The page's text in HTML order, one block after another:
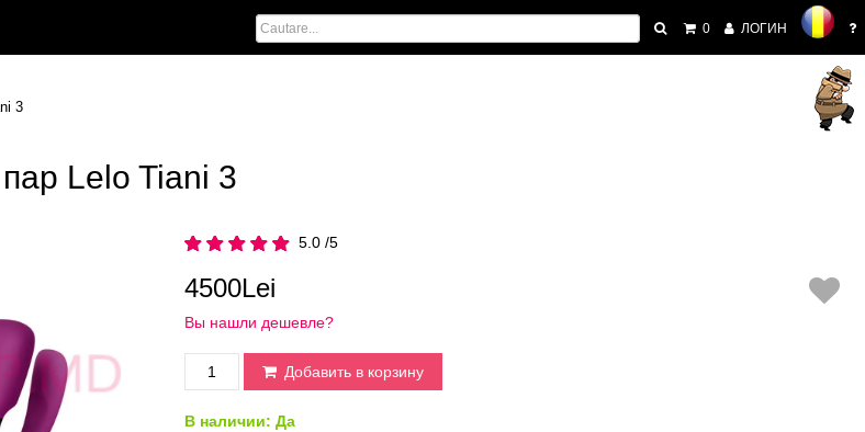
0 ЛОГИН
3
Lelo Tiani 3
5.0 /5
4500Lei
Вы нашли дешевле?
Добавить в корзину
В наличии: Да